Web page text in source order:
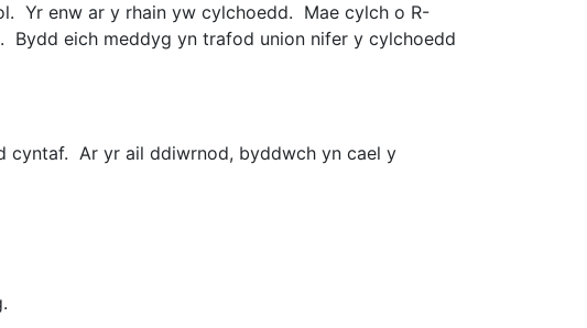
Yr enw ar y rhain yw cylchoedd. Mae cylch o R-
Bydd eich meddyg yn trafod union nifer y cylchoedd
cyntaf. Ar yr ail ddiwrnod, byddwch yn cael y